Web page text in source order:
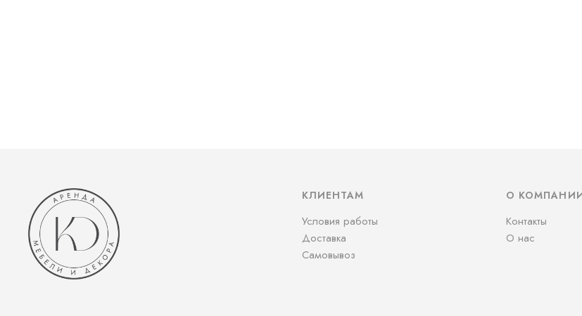
КЛИЕНТАМ
Условия работы
Доставка
Самовывоз
О
Контакты
О нас